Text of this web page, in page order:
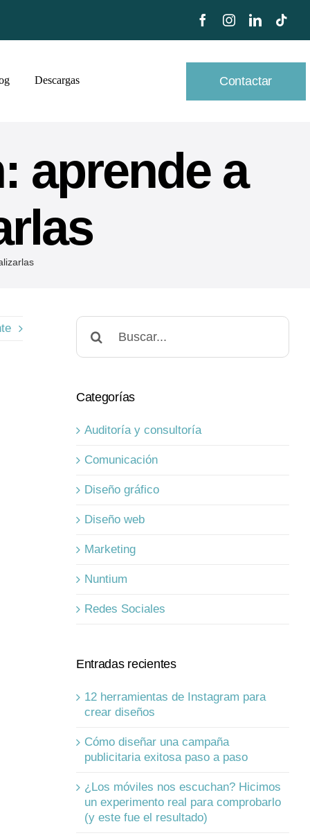
Descargas Contactar
aprende a
Buscar:
Categorías
Auditoría y consultoría
Comunicación
Diseño gráfico
Diseño web
Marketing
Nuntium
Redes Sociales
Entradas recientes
12 herramientas de Instagram para
crear diseños
Cómo diseñar una campaña
publicitaria exitosa paso a paso
¿Los móviles nos escuchan? Hicimos
un experimento real para comprobarlo
(y este fue el resultado)